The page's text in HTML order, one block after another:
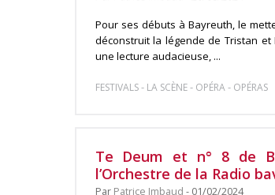
Pour ses débuts à Bayreuth, le
déconstruit la légende de Tristan
une lecture audacieuse, ...
FESTIVALS- LA SCÈNE- OPÉRA- OPÉRAS
Te Deum et n° 8 de
l’Orchestre de la Radio
Par Patrice Imbaud - 01/02/2024